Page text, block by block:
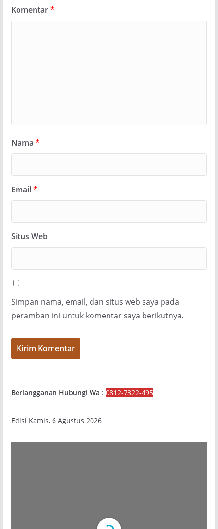
Komentar*
Nama *
Email*
Situs Web
Simpan nama, email, dan situs web saya pada
peramban ini untuk komentar saya berikutnya.
Berlangganan Hubungi Wa : 0812-7322-495
Edisi Kamis, 6 Agustus 2026